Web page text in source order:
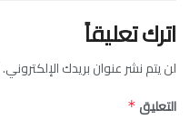
اترك تعليقاً
لن يتم نشر عنوان بريدك الإلكتروني.
التعليق *